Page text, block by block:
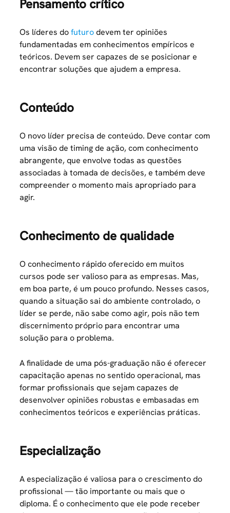
Pensamento crítico
Os líderes dofuturodevem ter opiniões
fundamentadas em conhecimentos empíricos e
teóricos. Devem ser capazes de se posicionar e
encontrar soluções que ajudem a empresa.
Conteúdo
O novo líder precisa de conteúdo. Deve contar com
uma visão de timing de ação, com conhecimento
abrangente, que envolve todas as questões
associadas à tomada de decisões, e também deve
compreender o momento mais apropriado para
agir.
Conhecimento de qualidade
O conhecimento rápido oferecido em muitos
cursos pode ser valioso para as empresas. Mas,
em boa parte, é um pouco profundo. Nesses casos,
quando a situação sai do ambiente controlado, o
líder se perde, não sabe como agir, pois não tem
discernimento próprio para encontrar uma
solução para o problema.
A finalidade de uma pós-graduação não é oferecer
capacitação apenas no sentido operacional, mas
formar profissionais que sejam capazes de
desenvolver opiniões robustas e embasadas em
conhecimentos teóricos e experiências práticas.
Especialização
A especialização é valiosa para o crescimento do
profissional — tão importante ou mais que o
diploma. É o conhecimento que ele pode receber